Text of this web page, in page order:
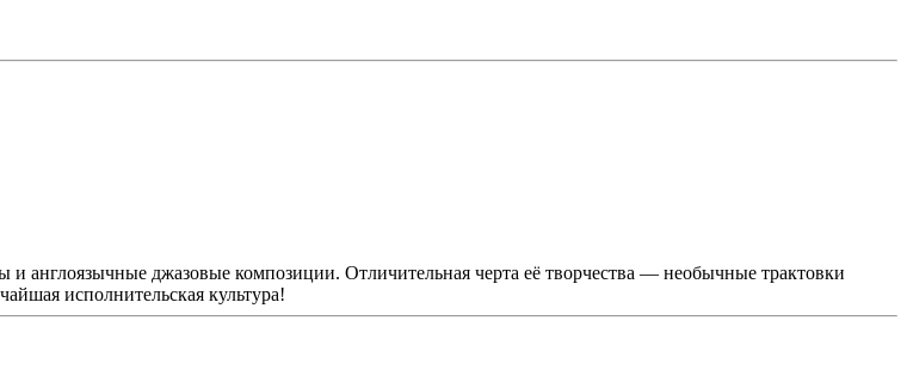
англоязычные джазовые композиции. Отличительная черта её творчества — необычные трактовки
исполнительская культура!